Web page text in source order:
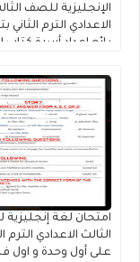
الإنجليزية للصف
الاعدادي الترم الثاني
رائع إعداد أسرة كتاب
امتحان لغة
الثالث الاعدادي الترم
على أول وحدة و